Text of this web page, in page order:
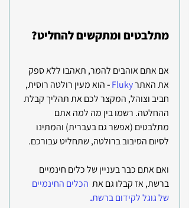
מתלבטים ומתקשים להחליט?
אם אתם אוהבים להמר, תאהבו ללא ספק
את האתרFluky
- הוא מעין רולטה רוסית,
חביב וצוהל, המקצר לכם את תהליך קבלת
ההחלטה. רשמו בין מה למה אתם
מתלבטים (אפשר גם בעברית) והמתינו
לסיום הסיבוב ברולטה, שתחליט עבורכם.
ואם אתם כבר בעניין של כלים חינמיים
ברשת, אז קבלו גם את הכלים החינמיים
של גוגל לקידום ברשת.